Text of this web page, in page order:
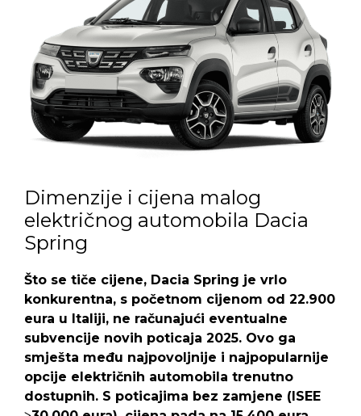
Dimenzije i cijena malog
električnog automobila Dacia
Spring
Što se tiče cijene, Dacia Spring je vrlo
konkurentna, s početnom cijenom od 22.900
eura u Italiji, ne računajući eventualne
subvencije novih poticaja 2025. Ovo ga
smješta među najpovoljnije i najpopularnije
opcije električnih automobila trenutno
dostupnih. S poticajima bez zamjene (ISEE